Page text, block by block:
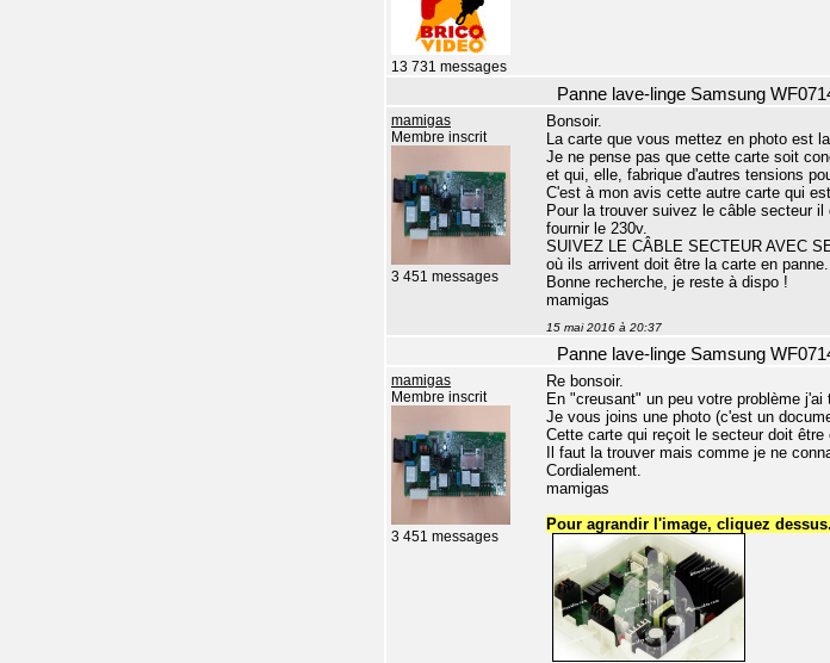
13 731 messages
Panne lave-linge Samsung
mamigas
Membre inscrit
3 451 messages
Bonsoir.
La carte que vous mettez en photo est
Je ne pense pas que cette carte soit
et qui, elle, fabrique d'autres tensions
C'est à mon avis cette autre carte qui
Pour la trouver suivez le câble secteur
fournir le 230v.
SUIVEZ LE CÂBLE SECTEUR AVEC
où ils arrivent doit être la carte en panne.
Bonne recherche, je reste à dispo !
mamigas
15 mai 2016 à 20:37
Panne lave-linge Samsung
mamigas
Membre inscrit
3 451 messages
Re bonsoir.
En "creusant" un peu votre problème
Je vous joins une photo (c'est un
Cette carte qui reçoit le secteur doit
Il faut la trouver mais comme je ne
Cordialement.
mamigas
Pour agrandir l'image, cliquez dessus.